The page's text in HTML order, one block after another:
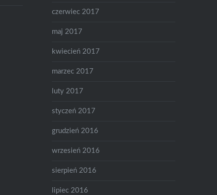
czerwiec 2017
maj 2017
kwiecień 2017
marzec 2017
luty 2017
styczeń 2017
grudzień 2016
wrzesień 2016
sierpień 2016
lipiec 2016